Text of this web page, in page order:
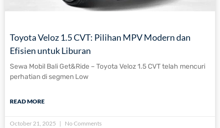
Toyota Veloz 1.5 CVT: Pilihan MPV Modern dan
Efisien untuk Liburan
Sewa Mobil Bali Get&Ride – Toyota Veloz 1.5 CVT telah mencuri
perhatian di segmen Low
READ MORE
October 21, 2025 No Comments